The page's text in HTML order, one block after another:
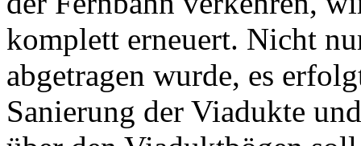
komplett erneuert. Nicht
abgetragen wurde, es
Sanierung der Viadukte